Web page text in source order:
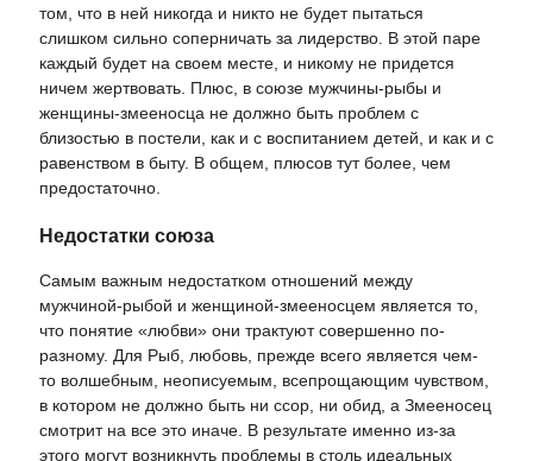
том, что в ней никогда и никто не будет пытаться
слишком сильно соперничать за лидерство. В этой паре
каждый будет на своем месте, и никому не придется
ничем жертвовать. Плюс, в союзе мужчины-рыбы и
женщины-змееносца не должно быть проблем с
близостью в постели, как и с воспитанием детей, и как и с
равенством в быту. В общем, плюсов тут более, чем
предостаточно.
Недостатки союза
Самым важным недостатком отношений между
мужчиной-рыбой и женщиной-змееносцем является то,
что понятие «любви» они трактуют совершенно по-
разному. Для Рыб, любовь, прежде всего является чем-
то волшебным, неописуемым, всепрощающим чувством,
в котором не должно быть ни ссор, ни обид, а Змееносец
смотрит на все это иначе. В результате именно из-за
этого могут возникнуть проблемы в столь идеальных